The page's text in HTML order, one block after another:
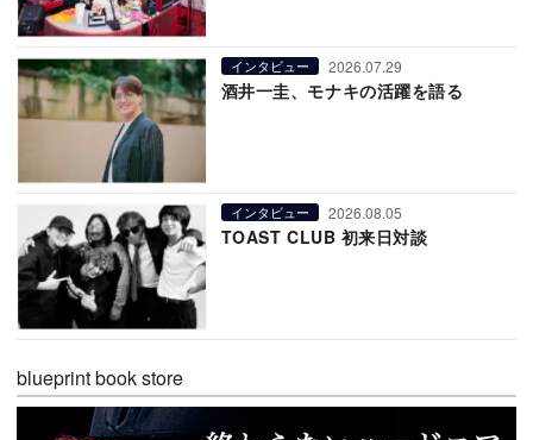
インタビュー 2026.07.29
酒井一圭、モナキの活躍を語る
インタビュー 2026.08.05
TOAST CLUB 初来日対談
blueprint book store